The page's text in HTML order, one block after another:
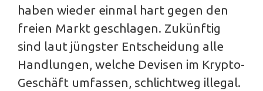
haben wieder einmal hart gegen den
freien Markt geschlagen. Zukünftig
sind laut jüngster Entscheidung alle
Handlungen, welche Devisen im Krypto-
Geschäft umfassen, schlichtweg illegal.